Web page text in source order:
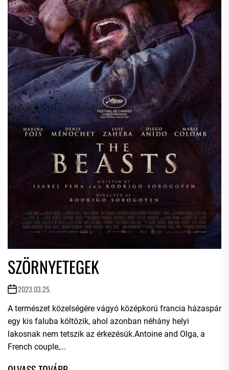
SZÖRNYETEGEK
2023.03.25.
A természet közelségére vágyó középkorú francia házaspár
egy kis faluba költözik, ahol azonban néhány helyi
lakosnak nem tetszik az érkezésük.Antoine and Olga, a
French couple,...